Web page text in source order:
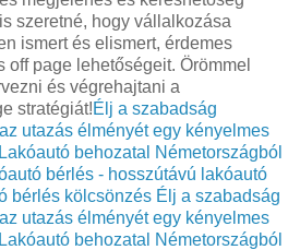
szeretné, hogy vállalkozása
ismert és elismert, érdemes
off page lehetőségeit. Örömmel
és végrehajtani a
stratégiát!Élj a szabadság
utazás élményét egy kényelmes
behozatal Németországból
bérlés - hosszútávú lakóautó
bérlés kölcsönzés Élj a szabadság
utazás élményét egy kényelmes
behozatal Németországból